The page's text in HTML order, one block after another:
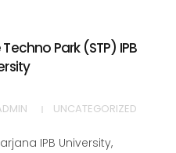
Park (STP) IPB
UNCATEGORIZED
IPB University,